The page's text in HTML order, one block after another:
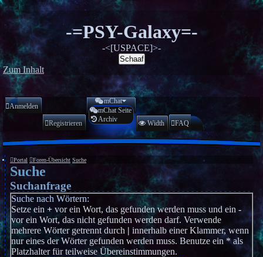
-=PSY-Galaxy=-
-<[USPACE]>-
Schaaf
Zum Inhalt
Anmelden
Registrieren
mChat
mChat Seite
Archiv
Width FAQ
Portal Foren-Übersicht Suche
Suche
Suchanfrage
Suche nach Wörtern:
Setze ein+ vor ein Wort, das gefunden werden muss und ein -
vor ein Wort, das nicht gefunden werden darf. Verwende
mehrere Wörter getrennt durch | innerhalb einer Klammer, wenn
nur eines der Wörter gefunden werden muss. Benutze ein * als
Platzhalter für teilweise Übereinstimmungen.